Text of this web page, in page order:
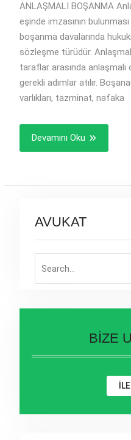
ANLAŞMALI BOŞANMA
eşinde imzasının
boşanma davalarında
sözleşme türüdür.
taraflar arasında anlaşmalı
gerekli adımlar atılır.
varlıkları, tazminat, nafaka
Devamını Oku
AVUKAT
BİZE